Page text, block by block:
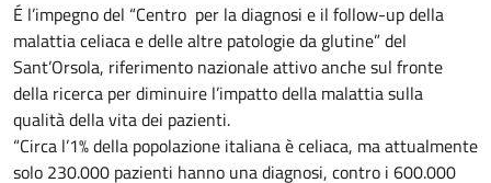
É l’impegno del “Centro per la diagnosi e il follow-up della
malattia celiaca e delle altre patologie da glutine” del
Sant’Orsola, riferimento nazionale attivo anche sul fronte
della ricerca per diminuire l’impatto della malattia sulla
qualità della vita dei pazienti.
“Circa l’1% della popolazione italiana è celiaca, ma attualmente
solo 230.000 pazienti hanno una diagnosi, contro i 600.000